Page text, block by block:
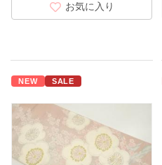
お気に入り
NEW SALE